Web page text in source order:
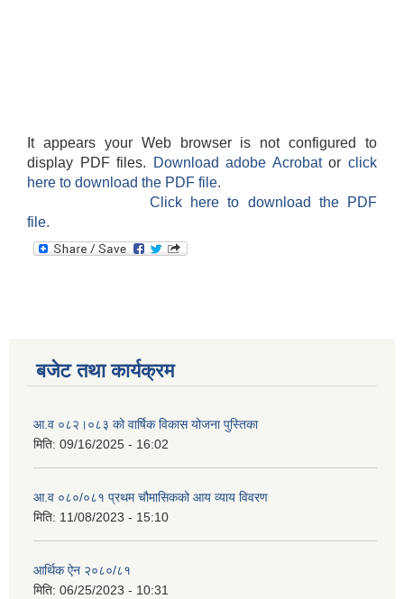
It appears your Web browser is not configured to
display PDF files.
Download adobe Acrobatorclick
here to download the PDF file.
Click here to download the PDF
file.
बजेट तथा कार्यक्रम
आ.व ०८२।०८३ को वार्षिक विकास योजना पुस्तिका
मिति: 09/16/2025 - 16:02
आ.व ०८०/०८१ प्रथम चौमासिकको आय व्याय विवरण
मिति: 11/08/2023 - 15:10
आर्थिक ऐन २०८०/८१
मिति: 06/25/2023 - 10:31